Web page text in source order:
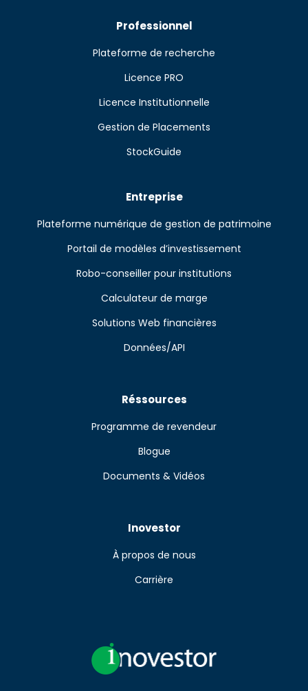
Professionnel
Plateforme de recherche
Licence PRO
Licence Institutionnelle
Gestion de Placements
StockGuide
Entreprise
Plateforme numérique de gestion de patrimoine
Portail de modèles d’investissement
Robo-conseiller pour institutions
Calculateur de marge
Solutions Web financières
Données/API
Réssources
Programme de revendeur
Blogue
Documents & Vidéos
Inovestor
À propos de nous
Carrière